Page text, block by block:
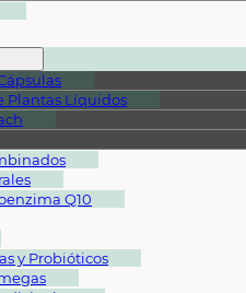
Plantas Líquidos
Q10
y Probióticos